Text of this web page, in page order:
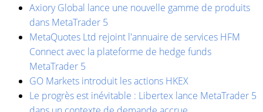
Axiory Global lance une nouvelle gamme de produits
dans MetaTrader 5
MetaQuotes Ltd rejoint l'annuaire de services HFM
Connect avec la plateforme de hedge funds
MetaTrader 5
GO Markets introduit les actions HKEX
Le progrès est inévitable : Libertex lance MetaTrader 5